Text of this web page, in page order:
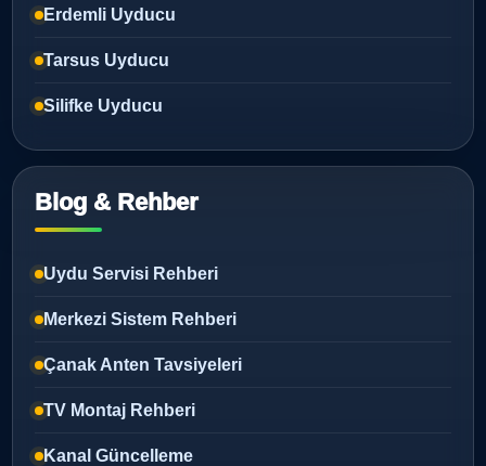
Erdemli Uyducu
Tarsus Uyducu
Silifke Uyducu
Blog & Rehber
Uydu Servisi Rehberi
Merkezi Sistem Rehberi
Çanak Anten Tavsiyeleri
TV Montaj Rehberi
Kanal Güncelleme